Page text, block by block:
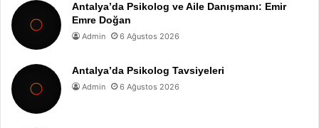
Antalya’da Psikolog ve Aile Danışmanı: Emir
Emre Doğan
Admin 6 Ağustos 2026
Antalya’da Psikolog Tavsiyeleri
Admin 6 Ağustos 2026